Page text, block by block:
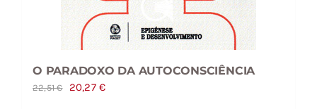
O PARADOXO DA AUTOCONSCIÊNCIA
22,51€
O
20,27€O